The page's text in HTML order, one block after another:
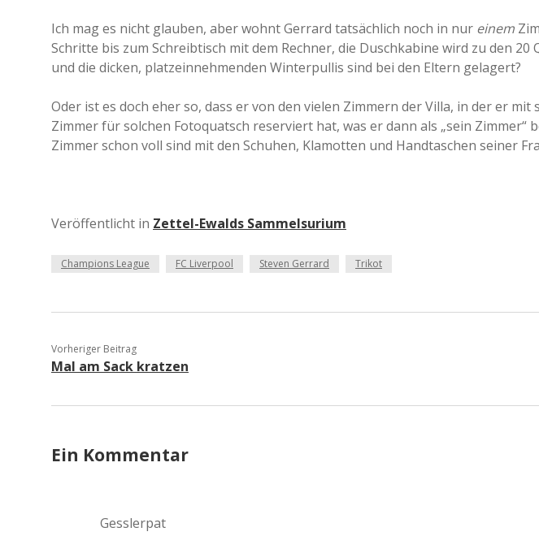
a
a
d
Ich mag es nicht glauben, aber wohnt Gerrard tatsächlich noch in nur einem
Schritte bis zum Schreibtisch mit dem Rechner, die Duschkabine wird zu den
und die dicken, platzeinnehmenden Winterpullis sind bei den Eltern gelagert?
Oder ist es doch eher so, dass er von den vielen Zimmern der Villa, in der er mit
Zimmer für solchen Fotoquatsch reserviert hat, was er dann als „sein Zimmer“
Zimmer schon voll sind mit den Schuhen, Klamotten und Handtaschen seiner
Veröffentlicht in Zettel-Ewalds Sammelsurium
Champions League FC Liverpool Steven Gerrard Trikot
Vorheriger Beitrag
Mal am Sack kratzen
Ein Kommentar
Gesslerpat